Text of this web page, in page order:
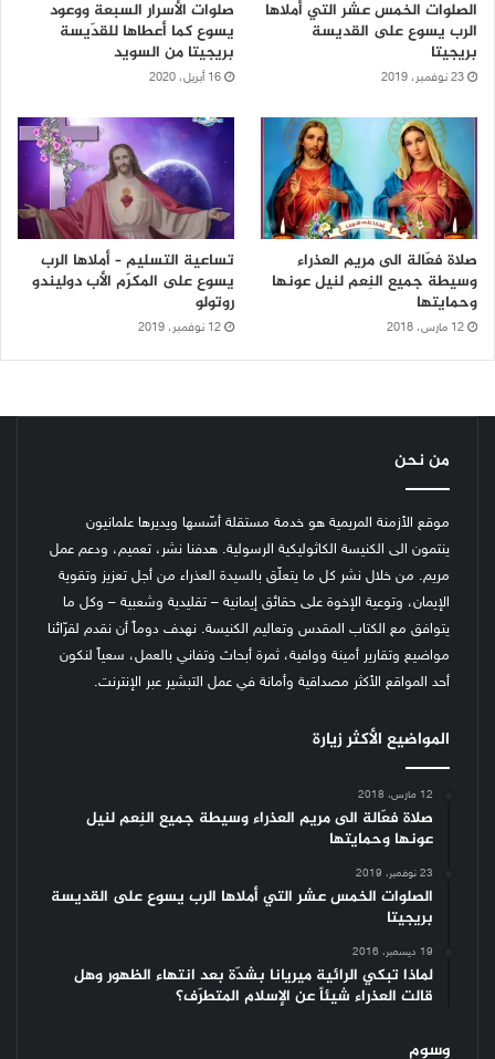
الصلوات الخمس عشر التي أملاها
الرب يسوع على القديسة
بريجيتا
23 نوفمبر، 2019
صلوات الأسرار السبعة ووعود
يسوع كما أعطاها للقدّيسة
بريجيتا من السويد
16 أبريل، 2020
صلاة فعّالة الى مريم العذراء
وسيطة جميع النِعم لنيل عونها
وحمايتها
12 مارس، 2018
تساعية التسليم – أملاها الرب
يسوع على المكرّم الأب دوليندو
روتولو
12 نوفمبر، 2019
من نحن
موقع الأزمنة المريمية هو خدمة مستقلة أسّسها ويديرها علمانيون
ينتمون الى الكنيسة الكاثوليكية الرسولية. هدفنا نشر، تعميم، ودعم عمل
مريم. من خلال نشر كل ما يتعلّق بالسيدة العذراء من أجل تعزيز وتقوية
الإيمان، وتوعية الإخوة على حقائق إيمانية – تقليدية وشعبية – وكل ما
يتوافق مع الكتاب المقدس وتعاليم الكنيسة. نهدف دوماً أن نقدم لقرّائنا
مواضيع وتقارير أمينة ووافية، ثمرة أبحاث وتفاني بالعمل، سعياً لنكون
أحد المواقع الأكثر مصداقية وأمانة في عمل التبشير عبر الإنترنت.
المواضيع الأكثر زيارة
12 مارس، 2018
صلاة فعّالة الى مريم العذراء وسيطة جميع النِعم لنيل
عونها وحمايتها
23 نوفمبر، 2019
الصلوات الخمس عشر التي أملاها الرب يسوع على القديسة
بريجيتا
19 ديسمبر، 2016
لماذا تبكي الرائية ميريانا بشدّة بعد انتهاء الظهور وهل
قالت العذراء شيئاً عن الإسلام المتطرّف؟
وسوم